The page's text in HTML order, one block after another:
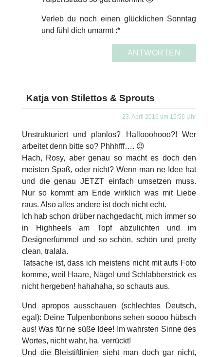
Verleb du noch einen glücklichen Sonntag
und fühl dich umarmt :*
ANTWORTEN
Katja von Stilettos & Sprouts
23. April 2016 um 15:56 Uhr
Unstrukturiert und planlos? Hallooohooo?! Wer
arbeitet denn bitte so? Phhhfff…. 😉
Hach, Rosy, aber genau so macht es doch den
meisten Spaß, oder nicht? Wenn man ne Idee hat
und die genau JETZT einfach umsetzen muss.
Nur so kommt am Ende wirklich was mit Liebe
raus. Also alles andere ist doch nicht echt.
Ich hab schon drüber nachgedacht, mich immer so
in Highheels am Topf abzulichten und im
Designerfummel und so schön, schön und pretty
clean, tralala.
Tatsache ist, dass ich meistens nicht mit aufs Foto
komme, weil Haare, Nägel und Schlabberstrick es
nicht hergeben! hahahaha, so schauts aus.
Und apropos ausschauen (schlechtes Deutsch,
egal): Deine Tulpenbonbons sehen soooo hübsch
aus! Was für ne süße Idee! Im wahrsten Sinne des
Wortes, nicht wahr, ha, verrückt!
Und die Bleistiftlinien sieht man doch gar nicht,